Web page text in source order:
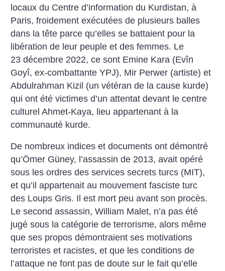
locaux du Centre d’information du Kurdistan, à
Paris, froidement exécutées de plusieurs balles
dans la tête parce qu’elles se battaient pour la
libération de leur peuple et des femmes. Le
23 décembre 2022, ce sont Emine Kara (Evîn
Goyî, ex-combattante YPJ), Mir Perwer (artiste) et
Abdulrahman Kizil (un vétéran de la cause kurde)
qui ont été victimes d’un attentat devant le centre
culturel Ahmet-Kaya, lieu appartenant à la
communauté kurde.
De nombreux indices et documents ont démontré
qu’Ömer Güney, l’assassin de 2013, avait opéré
sous les ordres des services secrets turcs (MIT),
et qu’il appartenait au mouvement fasciste turc
des Loups Gris. Il est mort peu avant son procès.
Le second assassin, William Malet, n’a pas été
jugé sous la catégorie de terrorisme, alors même
que ses propos démontraient ses motivations
terroristes et racistes, et que les conditions de
l’attaque ne font pas de doute sur le fait qu’elle